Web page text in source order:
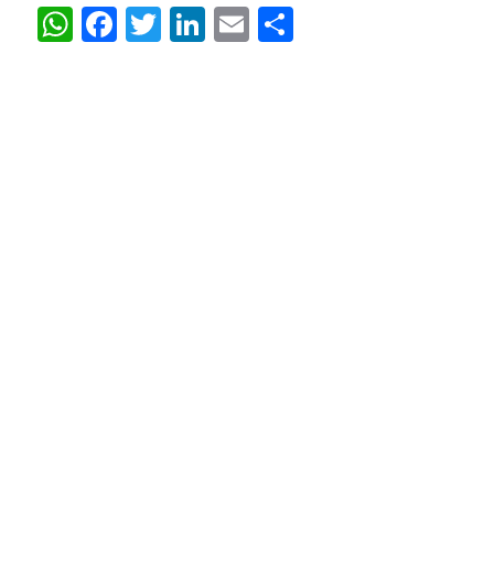
WhatsApp
Facebook
Twitter
LinkedIn
Email